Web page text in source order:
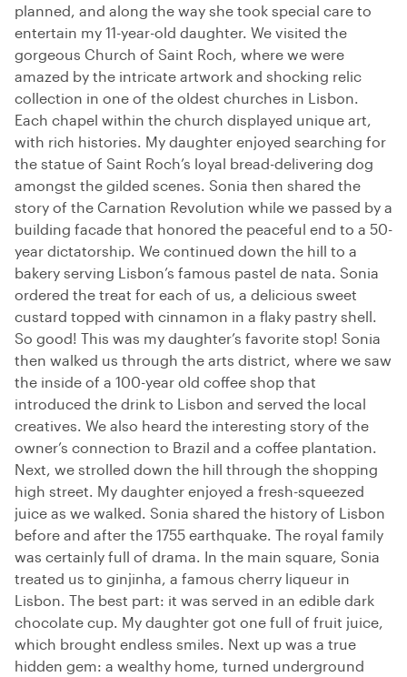
planned, and along the way she took special care to
entertain my 11-year-old daughter. We visited the
gorgeous Church of Saint Roch, where we were
amazed by the intricate artwork and shocking relic
collection in one of the oldest churches in Lisbon.
Each chapel within the church displayed unique art,
with rich histories. My daughter enjoyed searching for
the statue of Saint Roch’s loyal bread-delivering dog
amongst the gilded scenes. Sonia then shared the
story of the Carnation Revolution while we passed by a
building facade that honored the peaceful end to a 50-
year dictatorship. We continued down the hill to a
bakery serving Lisbon’s famous pastel de nata. Sonia
ordered the treat for each of us, a delicious sweet
custard topped with cinnamon in a flaky pastry shell.
So good! This was my daughter’s favorite stop! Sonia
then walked us through the arts district, where we saw
the inside of a 100-year old coffee shop that
introduced the drink to Lisbon and served the local
creatives. We also heard the interesting story of the
owner’s connection to Brazil and a coffee plantation.
Next, we strolled down the hill through the shopping
high street. My daughter enjoyed a fresh-squeezed
juice as we walked. Sonia shared the history of Lisbon
before and after the 1755 earthquake. The royal family
was certainly full of drama. In the main square, Sonia
treated us to ginjinha, a famous cherry liqueur in
Lisbon. The best part: it was served in an edible dark
chocolate cup. My daughter got one full of fruit juice,
which brought endless smiles. Next up was a true
hidden gem: a wealthy home, turned underground